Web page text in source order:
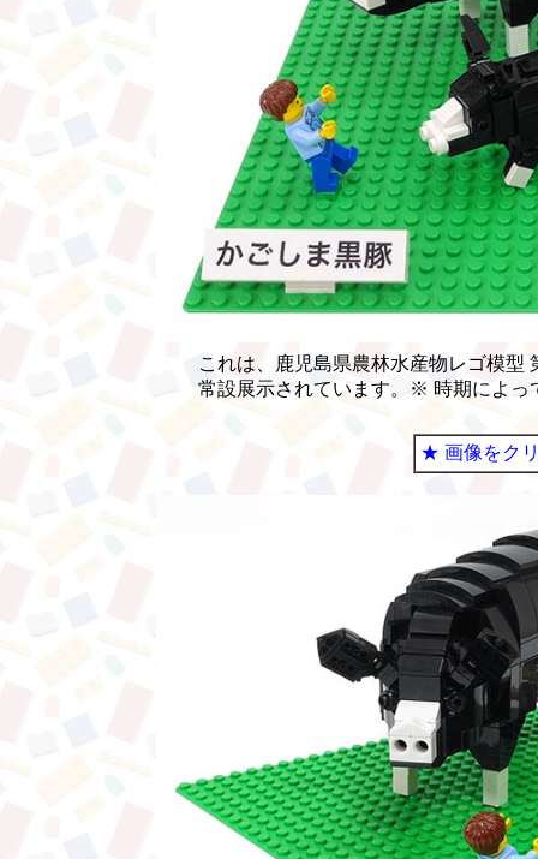
これは、鹿児島県農林水産物レゴ模型
常設展示されています。※ 時期によっ
★ 画像をク